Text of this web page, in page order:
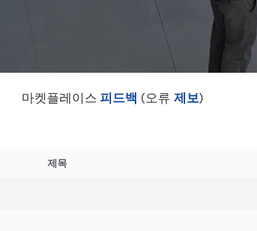
마켓플레이스 피드백 (오류 제보)
제목